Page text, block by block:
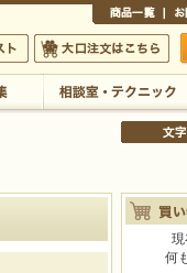
ます
大口注文はこちら
現
何